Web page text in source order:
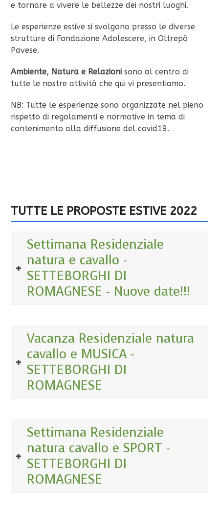
e tornare a vivere le bellezze dei nostri luoghi.
Le esperienze estive si svolgono presso le diverse
strutture di Fondazione Adolescere, in Oltrepò
Pavese.
Ambiente, Natura e Relazioni sono al centro di
tutte le nostre attività che qui vi presentiamo.
NB: Tutte le esperienze sono organizzate nel pieno
rispetto di regolamenti e normative in tema di
contenimento alla diffusione del covid19.
TUTTE LE PROPOSTE ESTIVE 2022
Settimana Residenziale
natura e cavallo -
SETTEBORGHI DI
ROMAGNESE - Nuove date!!!
Vacanza Residenziale natura
cavallo e MUSICA -
SETTEBORGHI DI
ROMAGNESE
Settimana Residenziale
natura cavallo e SPORT -
SETTEBORGHI DI
ROMAGNESE